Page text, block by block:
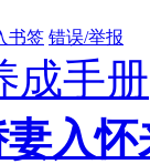
书签 错误/举报
成手册
入怀